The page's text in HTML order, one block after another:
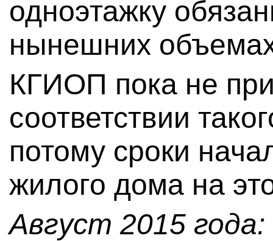
одноэтажку
нынешних
КГИОП пока не
соответствии
потому сроки
жилого дома на
Август 2015 года: